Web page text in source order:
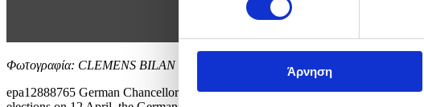
Άρνηση
Φωτογραφία: CLEMENS BILAN
epa12888765 German Chancellor Friedrich Merz (R) and Ukrainian President